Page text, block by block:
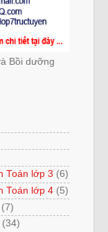
Bồi dưỡng
Toán lớp 3 (6)
Toán lớp 4 (5)
(7)
(34)